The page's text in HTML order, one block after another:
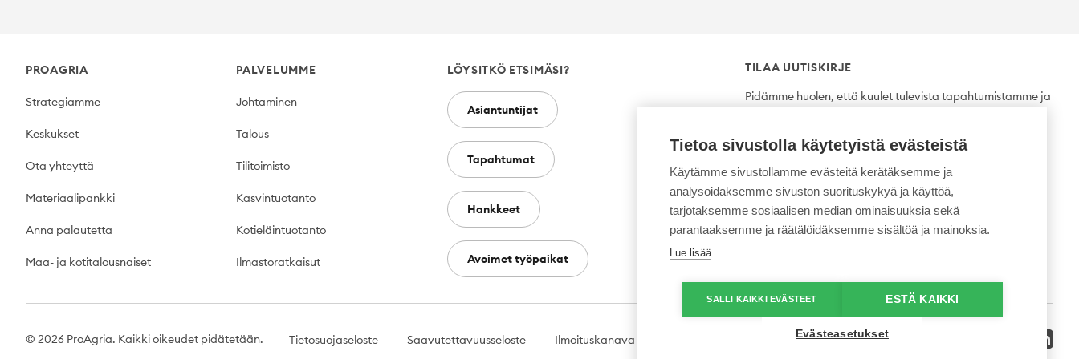
PROAGRIA
Strategiamme
Keskukset
Ota yhteyttä
Materiaalipankki
Anna palautetta
Maa- ja kotitalousnaiset
PALVELUMME
Johtaminen
Talous
Tilitoimisto
Kasvintuotanto
Kotieläintuotanto
Ilmastoratkaisut
LÖYSITKÖ ETSIMÄSI?
Asiantuntijat
Tapahtumat
Hankkeet
Avoimet työpaikat
TILAA UUTISKIRJE
Pidämme huolen, että kuulet tulevista tapahtumistamme ja
uutuuksista ensimmäisten joukossa.
Tilaa
Twitter Instagram
Tietosuojaseloste Saavutettavuusseloste Ilmoituskanava
© 2026 ProAgria. Kaikki oikeudet pidätetään.
Tietoa sivustolla käytetyistä evästeistä
Käytämme sivustollamme evästeitä kerätäksemme ja
analysoidaksemme sivuston suorituskykyä ja käyttöä,
tarjotaksemme sosiaalisen median ominaisuuksia sekä
parantaaksemme ja räätälöidäksemme sisältöä ja mainoksia.
Lue lisää
SALLI KAIKKI EVÄSTEET ESTÄ KAIKKI
Evästeasetukset